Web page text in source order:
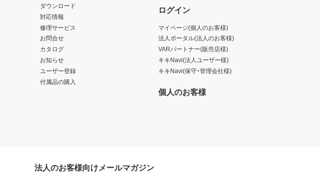
ダウンロード
対応情報
修理サービス
お問合せ
カタログ
お知らせ
ユーザー登録
付属品の購入
ログイン
マイページ(個人のお客様)
法人ポータル(法人のお客様)
VARパートナー(販売店様)
キキNavi(法人ユーザー様)
キキNavi(保守・管理会社様)
個人のお客様
法人のお客様向けメールマガジン